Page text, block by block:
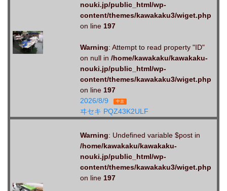
nouki.jp/public_html/wp-
content/themes/kawakaku3/wiget.php
on line 197
Warning: Attempt to read property "ID"
on null in /home/kawakaku/kawakaku-
nouki.jp/public_html/wp-
content/themes/kawakaku3/wiget.php
on line 197
2026/8/9
中古
ヰセキ PQZ43K2ULF
Warning: Undefined variable $post in
/home/kawakaku/kawakaku-
nouki.jp/public_html/wp-
content/themes/kawakaku3/wiget.php
on line 197